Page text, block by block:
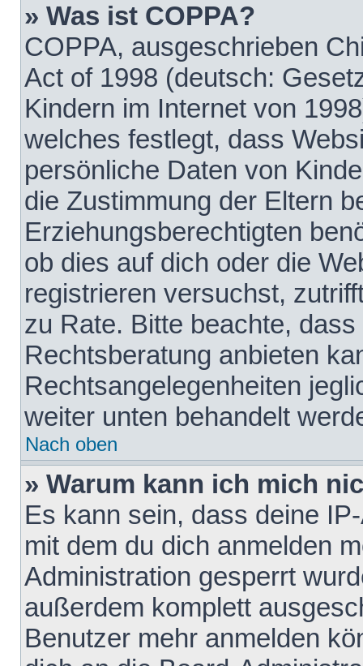
» Was ist COPPA?
COPPA, ausgeschrieben
Act of 1998 (deutsch:
Kindern im Internet von
welches festlegt, dass
persönliche Daten von
die Zustimmung der Eltern
Erziehungsberechtigten
ob dies auf dich oder die
registrieren versuchst,
zu Rate. Bitte beachte,
Rechtsberatung anbieten
Rechtsangelegenheiten
weiter unten behandelt
Nach oben
» Warum kann ich mich
Es kann sein, dass deine
mit dem du dich anmelden
Administration gesperrt
außerdem komplett
Benutzer mehr anmelden